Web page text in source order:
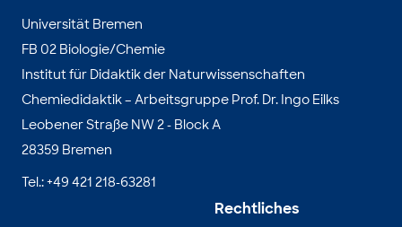
Universität Bremen
FB 02 Biologie/Chemie
Institut für Didaktik der Naturwissenschaften
Chemiedidaktik – Arbeitsgruppe Prof. Dr. Ingo Eilks
Leobener Straße NW 2 - Block A
28359 Bremen
Tel.: +49 421 218-63281
Rechtliches